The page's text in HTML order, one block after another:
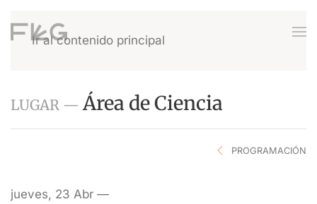
Ir al contenido principal
LUGAR —Área de Ciencia
PROGRAMACIÓN
jueves, 23 Abr —